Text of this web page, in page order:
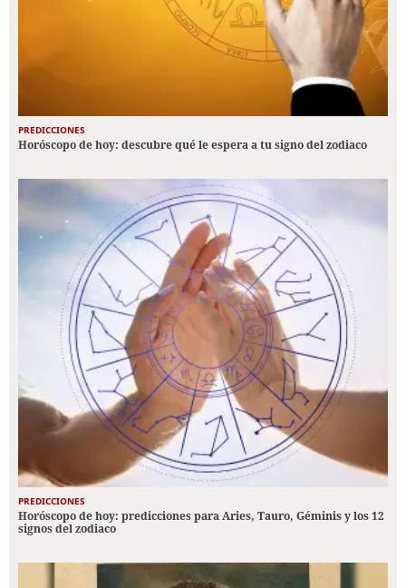
PREDICCIONES
Horóscopo de hoy: descubre qué le espera a tu signo del zodiaco
PREDICCIONES
Horóscopo de hoy: predicciones para Aries, Tauro, Géminis y los 12
signos del zodiaco